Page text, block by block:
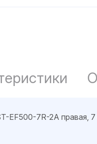
EF500-7R-2A правая, 7